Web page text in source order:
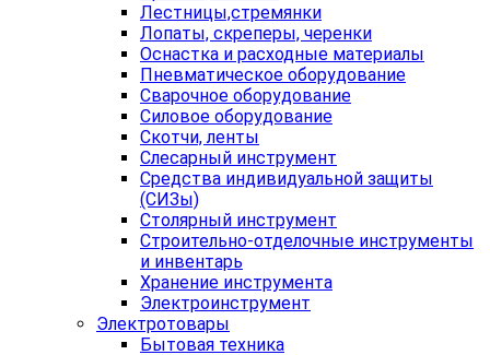
Лестницы,стремянки
Лопаты, скреперы, черенки
Оснастка и расходные материалы
Пневматическое оборудование
Сварочное оборудование
Силовое оборудование
Скотчи, ленты
Слесарный инструмент
Средства индивидуальной защиты
(СИЗы)
Столярный инструмент
Строительно-отделочные инструменты
и инвентарь
Хранение инструмента
Электроинструмент
Электротовары
Бытовая техника